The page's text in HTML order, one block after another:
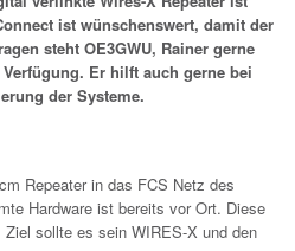
ist wünschenswert, damit der
steht OE3GWU, Rainer gerne
Er hilft auch gerne bei
der Systeme.
Repeater in das FCS Netz des
Hardware ist bereits vor Ort. Diese
sollte es sein WIRES-X und den